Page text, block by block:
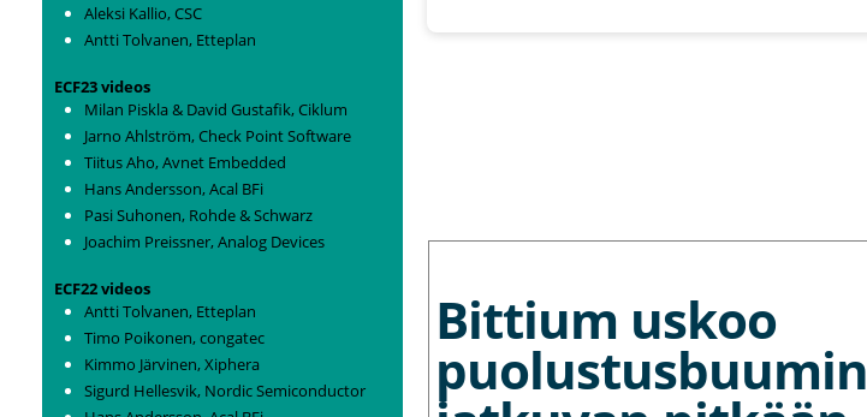
Aleksi Kallio, CSC
Antti Tolvanen, Etteplan
ECF23 videos
Milan Piskla & David Gustafik, Ciklum
Jarno Ahlström, Check Point Software
Tiitus Aho, Avnet Embedded
Hans Andersson, Acal BFi
Pasi Suhonen, Rohde & Schwarz
Joachim Preissner, Analog Devices
ECF22 videos
Antti Tolvanen, Etteplan
Timo Poikonen, congatec
Kimmo Järvinen, Xiphera
Sigurd Hellesvik, Nordic Semiconductor
Bittium uskoo
puolustusbuumin